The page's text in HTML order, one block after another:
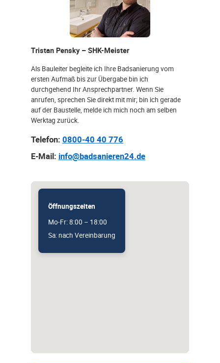
Tristan Pensky – SHK-Meister
Als Bauleiter begleite ich Ihre Badsanierung vom
ersten Aufmaß bis zur Übergabe bin ich
durchgehend Ihr Ansprechpartner. Wenn Sie
anrufen, sprechen Sie direkt mit mir; bin ich gerade
auf der Baustelle, melde ich mich noch am selben
Werktag zurück.
Telefon: 0800-40 40 776
E-Mail: info@badsanieren24.de
Öffnungszeiten
Mo-Fr: 8:00 – 18:00
Sa: nach Vereinbarung